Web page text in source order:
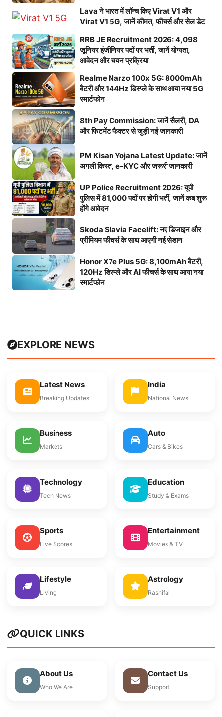
Lava ने भारत में लॉन्च किए Virat V1 और
Virat V1 5G, जानें कीमत, फीचर्स और सेल डेट
RRB JE Recruitment 2026: 4,098
जूनियर इंजीनियर पदों पर भर्ती, जानें योग्यता,
आवेदन और चयन प्रक्रिया
Realme Narzo 100x 5G: 8000mAh
बैटरी और 144Hz डिस्प्ले के साथ आया नया 5G
स्मार्टफोन
8th Pay Commission: जानें सैलरी, DA
और फिटमेंट फैक्टर से जुड़ी नई जानकारी
PM Kisan Yojana Latest Update: जानें
अगली किस्त, e-KYC और जरूरी जानकारी
UP Police Recruitment 2026: यूपी
पुलिस में 81,000 पदों पर होगी भर्ती, जानें कब शुरू
होंगे आवेदन
Skoda Slavia Facelift: नए डिजाइन और
प्रीमियम फीचर्स के साथ आएगी नई सेडान
Honor X7e Plus 5G: 8,100mAh बैटरी,
120Hz डिस्प्ले और AI फीचर्स के साथ आया नया
स्मार्टफोन
EXPLORE NEWS
Latest News
Breaking Updates
India
National News
Business
Markets
Auto
Cars & Bikes
Technology
Tech News
Education
Study & Exams
Sports
Live Scores
Entertainment
Movies & TV
Lifestyle
Living
Astrology
Rashifal
QUICK LINKS
About Us
Who We Are
Contact Us
Support